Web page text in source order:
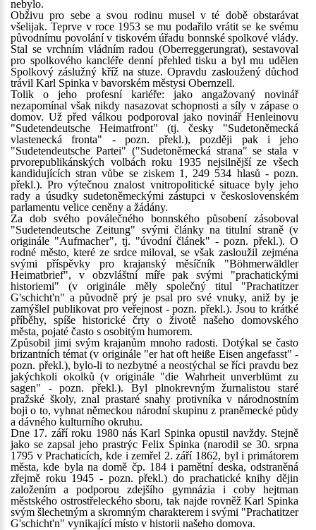
nebylo.
Obživu pro sebe a svou rodinu musel v té době obstarávat
všelijak. Teprve v roce 1953 se mu podařilo vrátit se ke svému
původnímu povolání v tiskovém úřadu bonnské spolkové vlády.
Stal se vrchním vládním radou (Oberreggerungrat), sestavoval
pro spolkového kancléře denní přehled tisku a byl mu udělen
Spolkový záslužný kříž na stuze. Opravdu zasloužený důchod
trávil Karl Spinka v bavorském městysi Obernzell.
Tolik o jeho profesní kariéře: jako angažovaný novinář
nezapomínal však nikdy nasazovat schopnosti a síly v zápase o
domov. Už před válkou podporoval jako novinář Henleinovu
"Sudetendeutsche Heimatfront" (tj. česky "Sudetoněmecká
vlastenecká fronta" - pozn. překl.), později pak i jeho
"Sudetendeutsche Partei" ("Sudetoněmecká strana" se stala v
prvorepublikánských volbách roku 1935 nejsilnější ze všech
kandidujících stran vůbe se ziskem 1, 249 534 hlasů - pozn.
překl.). Pro výtečnou znalost vnitropolitické situace byly jeho
rady a úsudky sudetoněmeckými zástupci v československém
parlamentu velice ceněny a žádány.
Za dob svého poválečného bonnského působení zásoboval
"Sudetendeutsche Zeitung" svými články na titulní straně (v
originále "Aufmacher", tj. "úvodní článek" - pozn. překl.). O
rodné město, které ze srdce miloval, se však zasloužil zejména
svými příspěvky pro krajanský měsíčník "Böhmerwäldler
Heimatbrief", v obzvláštní míře pak svými "prachatickými
historiemi" (v originále měly společný titul "Prachatitzer
G'schicht'n" a původně prý je psal pro své vnuky, aniž by je
zamýšlel publikovat pro veřejnost - pozn. překl.). Jsou to krátké
příběhy, spíše historické črty o životě našeho domovského
města, pojaté často s osobitým humorem.
Způsobil jimi svým krajanům mnoho radosti. Dotýkal se často
brizantních témat (v originále "er hat oft heiße Eisen angefasst" -
pozn. překl.), bylo-li to nezbytné a neostýchal se říci pravdu bez
jakýchkoli okolků (v originále "die Wahrheit unverblümt zu
sagen" - pozn. překl.). Byl plnokrevným žurnalistou staré
pražské školy, znal prastaré snahy protivníka v národnostním
boji o to, vyhnat německou národní skupinu z praněmecké půdy
a dávného kulturního okruhu.
Dne 17. září roku 1980 nás Karl Spinka opustil navždy. Stejně
jako se zapsal jeho prastrýc Felix Spinka (narodil se 30. srpna
1795 v Prachaticích, kde i zemřel 2. září 1862, byl i primátorem
města, kde byla na domě čp. 184 i pamětní deska, odstraněná
zřejmě roku 1945 - pozn. překl.) do prachatické knihy dějin
založením a podporou zdejšího gymnázia i coby hejtman
městského ostrostřeleckého sboru, tak najde rovněž Karl Spinka
svým šlechetným a skromným charakterem i svými "Prachatitzer
G'schicht'n" vynikající místo v historii našeho domova.